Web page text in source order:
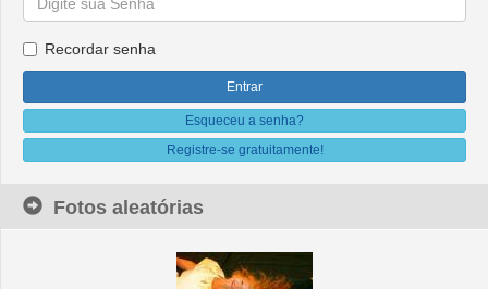
Recordar senha
Esqueceu a senha?
Registre-se gratuitamente!
Fotos aleatórias